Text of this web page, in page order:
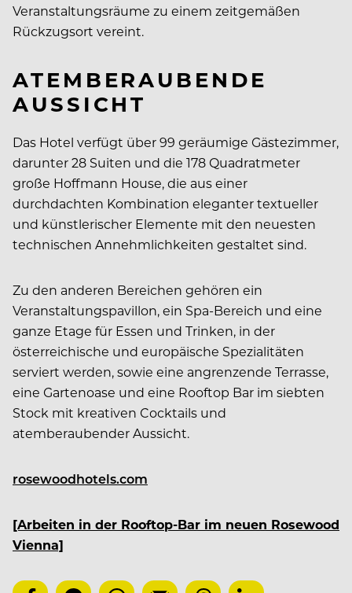
Veranstaltungsräume zu einem zeitgemäßen
Rückzugsort vereint.
ATEMBERAUBENDE
AUSSICHT
Das Hotel verfügt über 99 geräumige Gästezimmer,
darunter 28 Suiten und die 178 Quadratmeter
große Hoffmann House, die aus einer
durchdachten Kombination eleganter textueller
und künstlerischer Elemente mit den neuesten
technischen Annehmlichkeiten gestaltet sind.
Zu den anderen Bereichen gehören ein
Veranstaltungspavillon, ein Spa-Bereich und eine
ganze Etage für Essen und Trinken, in der
österreichische und europäische Spezialitäten
serviert werden, sowie eine angrenzende Terrasse,
eine Gartenoase und eine Rooftop Bar im siebten
Stock mit kreativen Cocktails und
atemberaubender Aussicht.
rosewoodhotels.com
[Arbeiten in der Rooftop-Bar im neuen Rosewood
Vienna]